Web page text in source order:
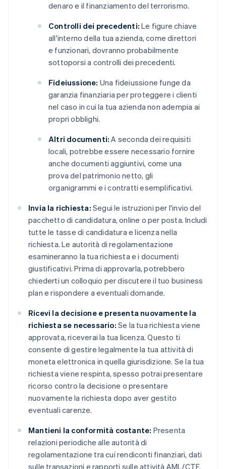
denaro e il finanziamento del terrorismo.
Controlli dei precedenti: Le figure chiave
all'interno della tua azienda, come direttori
e funzionari, dovranno probabilmente
sottoporsi a controlli dei precedenti.
Fideiussione: Una fideiussione funge da
garanzia finanziaria per proteggere i clienti
nel caso in cui la tua azienda non adempia ai
propri obblighi.
Altri documenti: A seconda dei requisiti
locali, potrebbe essere necessario fornire
anche documenti aggiuntivi, come una
prova del patrimonio netto, gli
organigrammi e i contratti esemplificativi.
Invia la richiesta: Segui le istruzioni per l'invio del
pacchetto di candidatura, online o per posta. Includi
tutte le tasse di candidatura e licenza nella
richiesta. Le autorità di regolamentazione
esamineranno la tua richiesta e i documenti
giustificativi. Prima di approvarla, potrebbero
chiederti un colloquio per discutere il tuo business
plan e rispondere a eventuali domande.
Ricevi la decisione e presenta nuovamente la
richiesta se necessario: Se la tua richiesta viene
approvata, riceverai la tua licenza. Questo ti
consente di gestire legalmente la tua attività di
moneta elettronica in quella giurisdizione. Se la tua
richiesta viene respinta, spesso potrai presentare
ricorso contro la decisione o presentare
nuovamente la richiesta dopo aver gestito
eventuali carenze.
Mantieni la conformità costante: Presenta
relazioni periodiche alle autorità di
regolamentazione tra cui rendiconti finanziari, dati
sulle transazioni e rapporti sulle attività AML/CTF.